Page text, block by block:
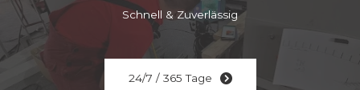
Schnell & Zuverlässig
24/7 / 365 Tage